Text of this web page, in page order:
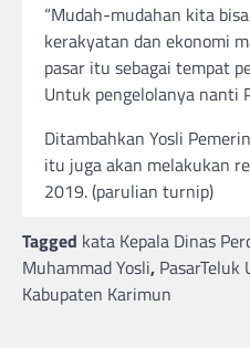
“Mudah-mudahan kita
kerakyatan dan ekonomi
pasar itu sebagai tempat
Untuk pengelolanya nanti
Ditambahkan Yosli
itu juga akan melakukan
2019. (parulian turnip)
Tagged kata Kepala Dinas
Muhammad Yosli, PasarTeluk
Kabupaten Karimun